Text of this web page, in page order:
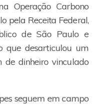
Operação Carbono
pela Receita Federal,
de São Paulo e
que desarticulou um
de dinheiro vinculado
seguem em campo